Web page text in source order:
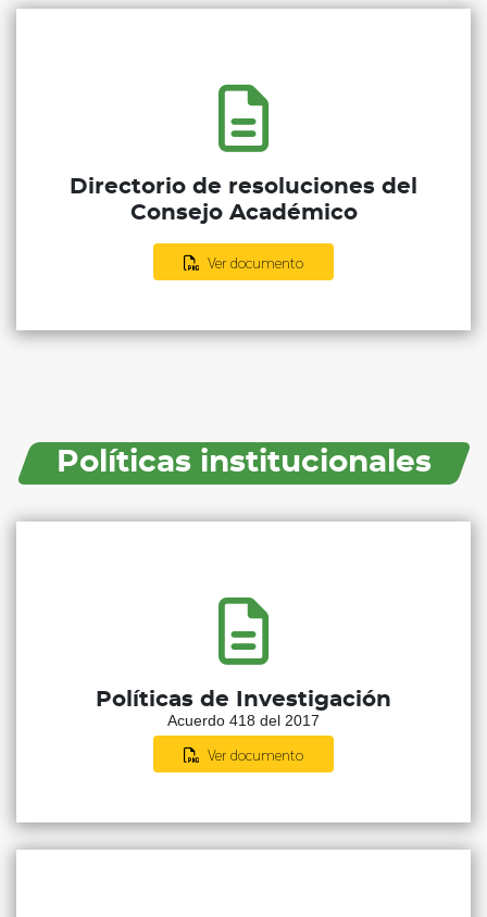
Directorio de resoluciones del
Consejo Académico
Ver documento
Políticas institucionales
Políticas de Investigación
Acuerdo 418 del 2017
Ver documento